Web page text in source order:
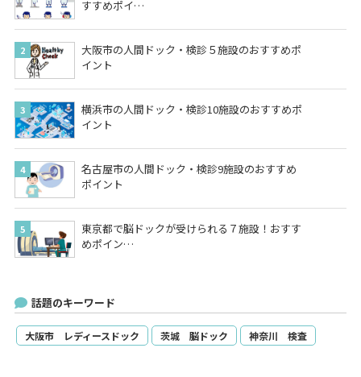
すすめポイ…
大阪市の人間ドック・検診５施設のおすすめポ
イント
横浜市の人間ドック・検診10施設のおすすめポ
イント
名古屋市の人間ドック・検診9施設のおすすめ
ポイント
東京都で脳ドックが受けられる７施設！おすす
めポイン…
話題のキーワード
大阪市 レディースドック 茨城 脳ドック 神奈川 検査